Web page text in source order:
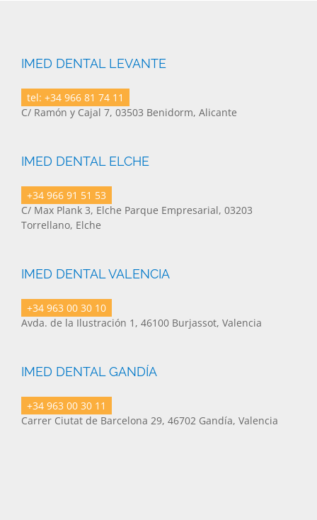
IMED DENTAL LEVANTE
tel: +34 966 81 74 11
C/ Ramón y Cajal 7, 03503 Benidorm, Alicante
IMED DENTAL ELCHE
+34 966 91 51 53
C/ Max Plank 3, Elche Parque Empresarial, 03203
Torrellano, Elche
IMED DENTAL VALENCIA
+34 963 00 30 10
Avda. de la Ilustración 1, 46100 Burjassot, Valencia
IMED DENTAL GANDÍA
+34 963 00 30 11
Carrer Ciutat de Barcelona 29, 46702 Gandía, Valencia